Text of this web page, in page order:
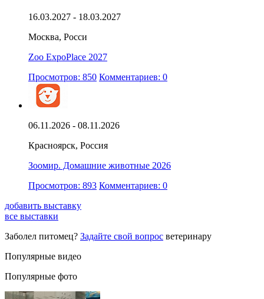
16.03.2027 - 18.03.2027
Москва, Росси
Zoo ExpoPlace 2027
Просмотров: 850 Комментариев: 0
06.11.2026 - 08.11.2026
Красноярск, Россия
Зоомир. Домашние животные 2026
Просмотров: 893 Комментариев: 0
добавить выставку
все выставки
Заболел питомец? Задайте свой вопрос ветеринару
Популярные видео
Популярные фото